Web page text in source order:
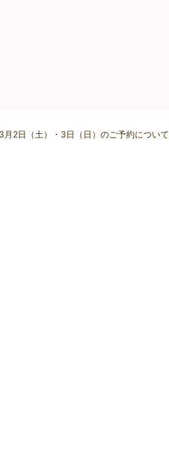
3月2日（土）・3日（日）のご予約について